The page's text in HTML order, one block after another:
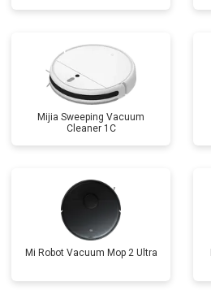
Mijia Sweeping Vacuum
Cleaner 1C
Mi Robot Vacuum Mop 2 Ultra